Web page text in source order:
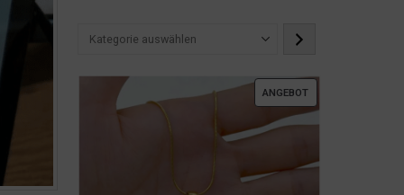
Kategorie
ANGEBOTPRODUKT
IM